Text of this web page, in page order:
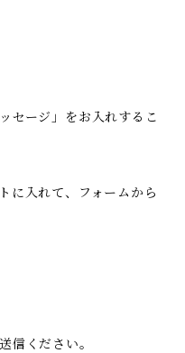
セージ」をお入れするこ
に入れて、フォームから
信ください。